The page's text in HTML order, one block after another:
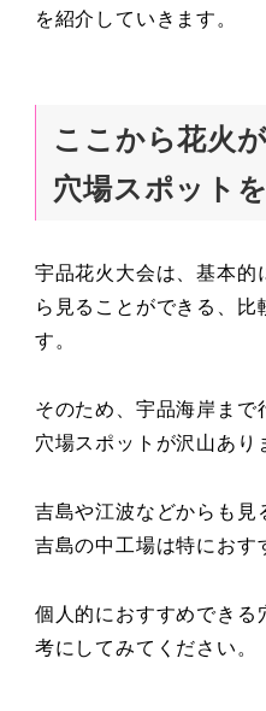
を紹介していきます。
ここから花火
穴場スポット
宇品花火大会は、基本
ら見ることができる、
す。
そのため、宇品海岸まで
穴場スポットが沢山あり
吉島や江波などからも見
吉島の中工場は特におす
個人的におすすめできる
考にしてみてください。